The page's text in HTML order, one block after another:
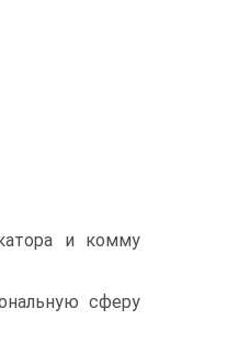
и комму
сферу